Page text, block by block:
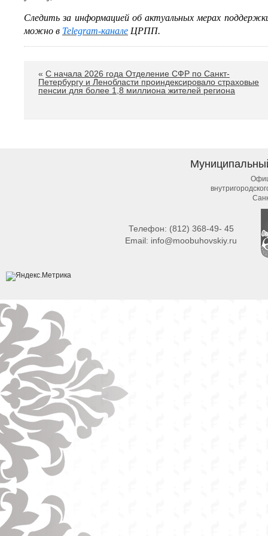
Следить за информацией об актуальных мерах
можно в Telegram-канале ЦРПП.
« С начала 2026 года Отделение СФР по Санкт-
Петербургу и Ленобласти проиндексировало страховые
пенсии для более 1,8 миллиона жителей региона
Телефон: (812) 368-49- 45
Email: info@moobuhovskiy.ru